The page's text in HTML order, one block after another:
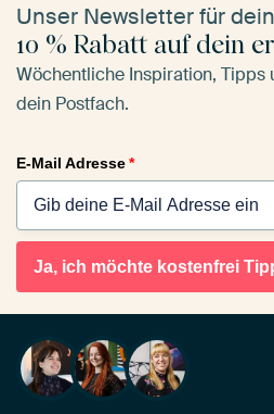
Unser Newsletter für
10 % Rabatt auf dein
Wöchentliche Inspiration, Tipps
dein Postfach.
E-Mail Adresse*
Ja, ich möchte kostenfrei